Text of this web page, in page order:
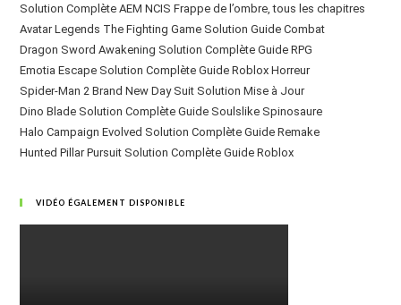
Solution Complète AEM NCIS Frappe de l’ombre, tous les chapitres
Avatar Legends The Fighting Game Solution Guide Combat
Dragon Sword Awakening Solution Complète Guide RPG
Emotia Escape Solution Complète Guide Roblox Horreur
Spider-Man 2 Brand New Day Suit Solution Mise à Jour
Dino Blade Solution Complète Guide Soulslike Spinosaure
Halo Campaign Evolved Solution Complète Guide Remake
Hunted Pillar Pursuit Solution Complète Guide Roblox
VIDÉO ÉGALEMENT DISPONIBLE